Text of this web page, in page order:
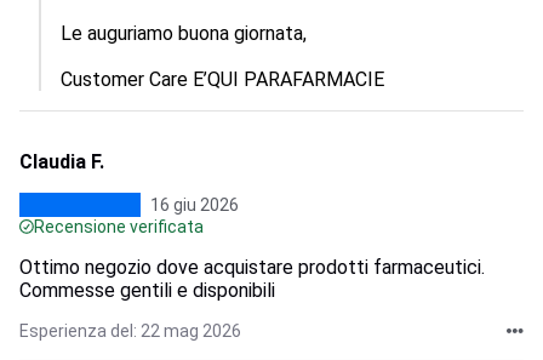
Le auguriamo buona giornata,
Customer Care E’QUI PARAFARMACIE
Claudia F.
16 giu 2026
Recensione verificata
Ottimo negozio dove acquistare prodotti farmaceutici.
Commesse gentili e disponibili
Esperienza del: 22 mag 2026